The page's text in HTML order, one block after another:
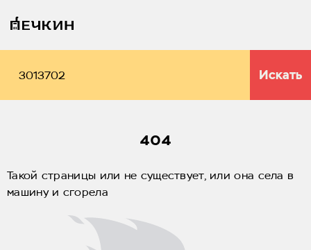
Искать
404
Такой страницы или не существует, или она села в
машину и сгорела